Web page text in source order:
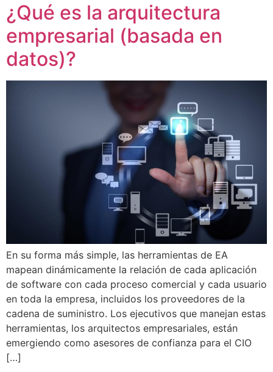
¿Qué es la arquitectura
empresarial (basada en
datos)?
En su forma más simple, las herramientas de EA
mapean dinámicamente la relación de cada aplicación
de software con cada proceso comercial y cada usuario
en toda la empresa, incluidos los proveedores de la
cadena de suministro. Los ejecutivos que manejan estas
herramientas, los arquitectos empresariales, están
emergiendo como asesores de confianza para el CIO
[…]